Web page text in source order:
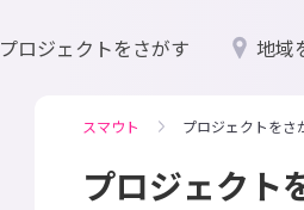
プロジェクトをさがす 地域
スマウト プロジェクトをさ
プロジェクト